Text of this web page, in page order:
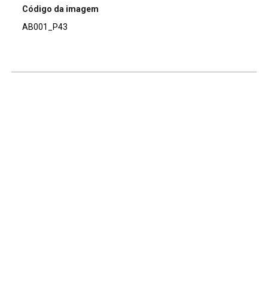
Código da imagem
AB001_P43